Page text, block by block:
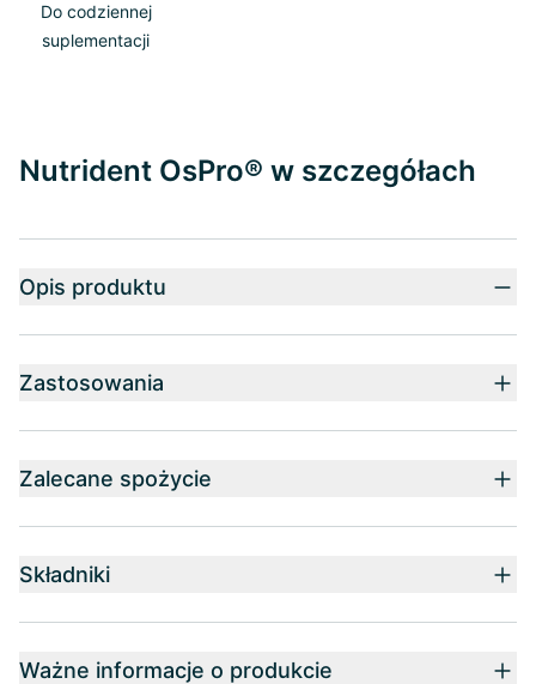
Do codziennej
suplementacji
Nutrident OsPro® w szczegółach
Opis produktu
Zastosowania
Zalecane spożycie
Składniki
Ważne informacje o produkcie